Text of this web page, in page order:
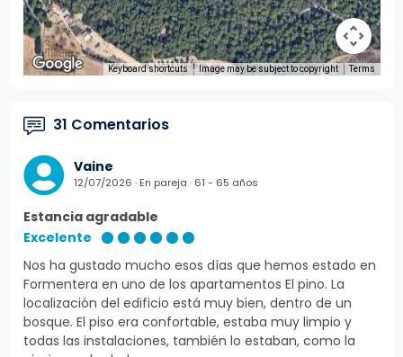
Keyboard shortcuts Image may be subject to copyright Terms
31 Comentarios
Vaine
12/07/2026 · En pareja · 61 - 65 años
Estancia agradable
Excelente
Nos ha gustado mucho esos días que hemos estado en
Formentera en uno de los apartamentos El pino. La
localización del edificio está muy bien, dentro de un
bosque. El piso era confortable, estaba muy limpio y
todas las instalaciones, también lo estaban, como la